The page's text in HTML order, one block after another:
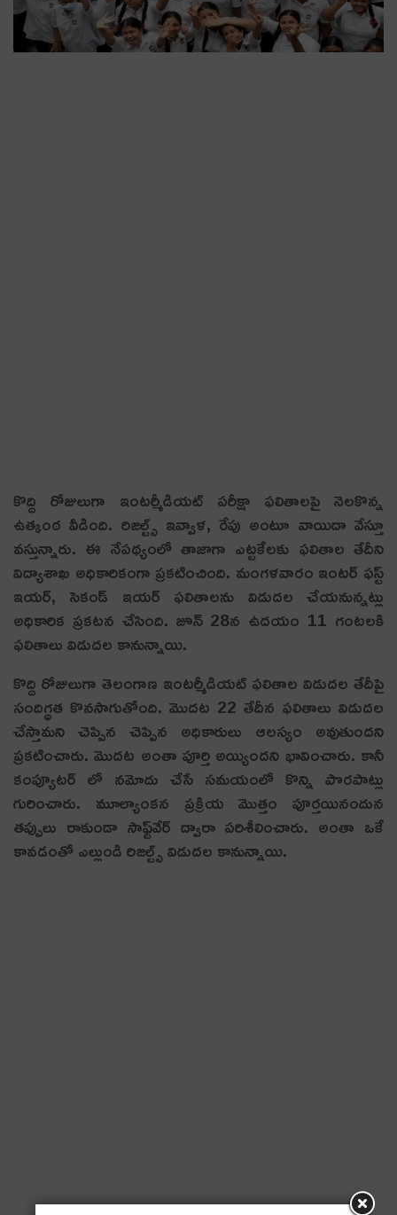
కొద్ది రోజులుగా ఇంటర్మీడియట్ పరీక్షా ఫలితాలపై నెలకొన్న
ఉత్కంఠ వీడింది. రిజల్ట్స్ ఇవ్వాళ, రేపు అంటూ వాయిదా వేస్తూ
వస్తున్నారు. ఈ నేపథ్యంలో తాజాగా ఎట్టకేలకు ఫలితాల తేదీని
విద్యాశాఖ అధికారికంగా ప్రకటించింది. మంగళవారం ఇంటర్ ఫస్ట్
ఇయర్, సెకండ్ ఇయర్ ఫలితాలను విడుదల చేయనున్నట్లు
అధికారిక ప్రకటన చేసింది. జూన్ 28న ఉదయం 11 గంటలకి
ఫలితాలు విడుదల కానున్నాయి.
కొద్ది రోజులుగా తెలంగాణ ఇంటర్మీడియట్‌ ఫలితాల విడుదల తేదీపై
సందిగ్ధత కొనసాగుతోంది. మొదట 22 తేదీన ఫలితాలు విడుదల
చేస్తామని చెప్పిన చెప్పిన అధికారులు ఆలస్యం అవుతుందని
ప్రకటించారు. మొదట అంతా పూర్తి అయ్యిందని భావించారు. కానీ
కంప్యూటర్ లో నమోదు చేసే సమయంలో కొన్ని పొరపాట్లు
గురించారు. మూల్యాంకన ప్రక్రియ మొత్తం పూర్తయినందున
తప్పులు రాకుండా సాఫ్ట్‌వేర్‌ ద్వారా పరిశీలించారు. అంతా ఒకే
కావడంతో ఎల్లుండి రిజల్ట్స్ విడుదల కానున్నాయి.